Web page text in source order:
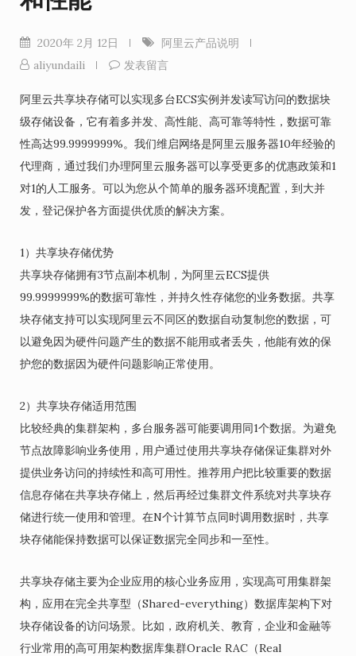
2020年 2月 12日
阿里云产品说明
aliyundaili
发表留言
阿里云共享块存储可以实现多台ECS实例并发读写访问的数据块
级存储设备，它有着多并发、高性能、高可靠等特性，数据可靠
性高达99.9999999%。我们维启网络是阿里云服务器10年经验的
代理商，通过我们办理阿里云服务器可以享受更多的优惠政策和1
对1的人工服务。可以为您从个简单的服务器环境配置，到大并
发，登记保护各方面提供优质的解决方案。
1）共享块存储优势
共享块存储拥有3节点副本机制，为阿里云ECS提供
99.9999999%的数据可靠性，并持久性存储您的业务数据。共享
块存储支持可以实现阿里云不同区的数据自动复制您的数据，可
以避免因为硬件问题产生的数据不能用或者丢失，他能有效的保
护您的数据因为硬件问题影响正常使用。
2）共享块存储适用范围
比较经典的集群架构，多台服务器可能要调用同1个数据。为避免
节点故障影响业务使用，用户通过使用共享块存储保证集群对外
提供业务访问的持续性和高可用性。推荐用户把比较重要的数据
信息存储在共享块存储上，然后再经过集群文件系统对共享块存
储进行统一使用和管理。在N个计算节点同时调用数据时，共享
块存储能保持数据可以保证数据完全同步和一至性。
共享块存储主要为企业应用的核心业务应用，实现高可用集群架
构，应用在完全共享型（Shared-everything）数据库架构下对
块存储设备的访问场景。比如，政府机关、教育，企业和金融等
行业常用的高可用架构数据库集群Oracle RAC（Real